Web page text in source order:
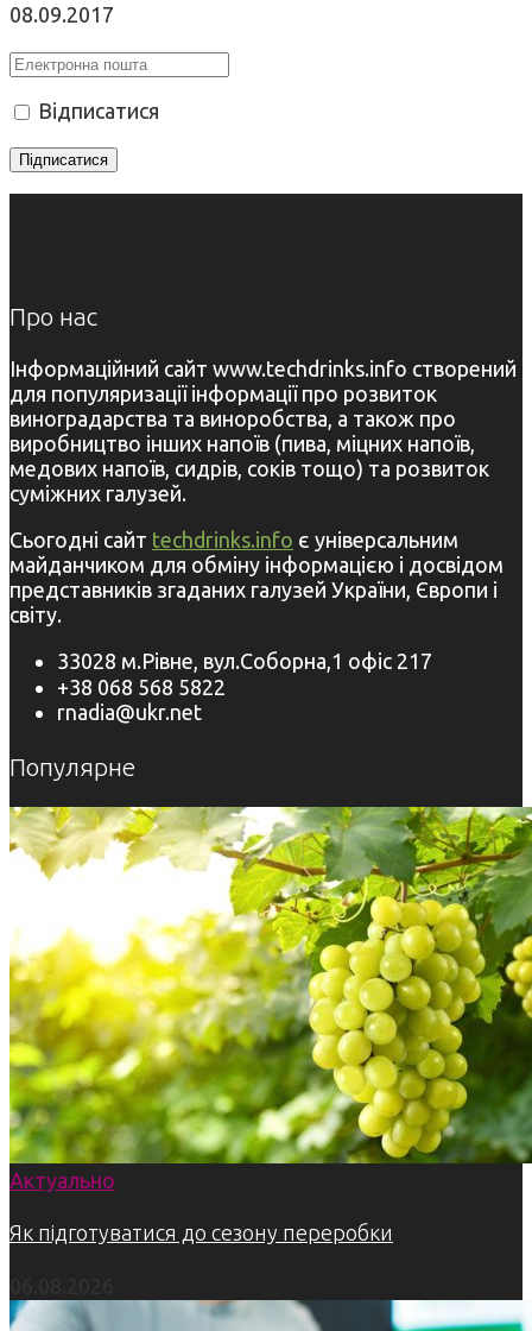
08.09.2017
Відписатися
Про нас
Інформаційний сайт www.techdrinks.info створений
для популяризації інформації про розвиток
виноградарства та виноробства, а також про
виробництво інших напоїв (пива, міцних напоїв,
медових напоїв, сидрів, соків тощо) та розвиток
суміжних галузей.
Сьогодні сайт techdrinks.info є універсальним
майданчиком для обміну інформацією і досвідом
представників згаданих галузей України, Європи і
світу.
33028 м.Рівне, вул.Соборна,1 офіс 217
+38 068 568 5822
rnadia@ukr.net
Популярне
Актуально
Як підготуватися до сезону переробки